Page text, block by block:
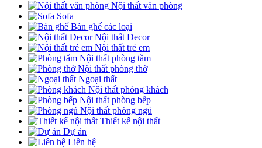
Nội thất văn phòng
Sofa
Bàn ghế các loại
Nội thất Decor
Nội thất trẻ em
Nội thất phòng tắm
Nội thất phòng thờ
Ngoại thất
Nội thất phòng khách
Nội thất phòng bếp
Nội thất phòng ngủ
Thiết kế nội thất
Dự án
Liên hệ